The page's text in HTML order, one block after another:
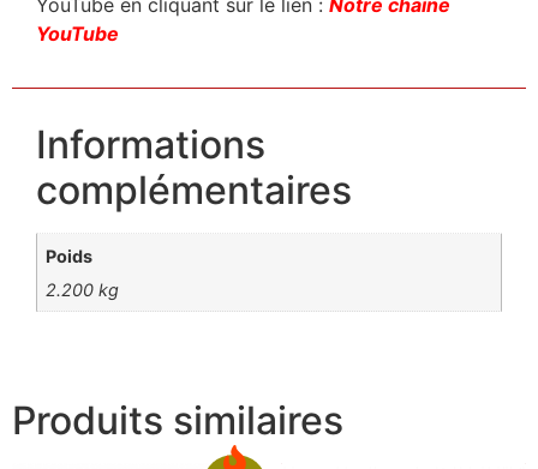
YouTube en cliquant sur le lien : Notre chaine
YouTube
Informations
complémentaires
Poids
2.200 kg
Produits similaires